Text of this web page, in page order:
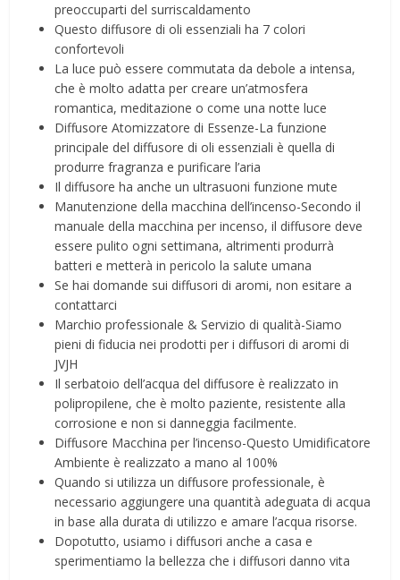
preoccuparti del surriscaldamento
Questo diffusore di oli essenziali ha 7 colori
confortevoli
La luce può essere commutata da debole a intensa,
che è molto adatta per creare un’atmosfera
romantica, meditazione o come una notte luce
Diffusore Atomizzatore di Essenze-La funzione
principale del diffusore di oli essenziali è quella di
produrre fragranza e purificare l’aria
Il diffusore ha anche un ultrasuoni funzione mute
Manutenzione della macchina dell’incenso-Secondo il
manuale della macchina per incenso, il diffusore deve
essere pulito ogni settimana, altrimenti produrrà
batteri e metterà in pericolo la salute umana
Se hai domande sui diffusori di aromi, non esitare a
contattarci
Marchio professionale & Servizio di qualità-Siamo
pieni di fiducia nei prodotti per i diffusori di aromi di
JVJH
Il serbatoio dell’acqua del diffusore è realizzato in
polipropilene, che è molto paziente, resistente alla
corrosione e non si danneggia facilmente.
Diffusore Macchina per l’incenso-Questo Umidificatore
Ambiente è realizzato a mano al 100%
Quando si utilizza un diffusore professionale, è
necessario aggiungere una quantità adeguata di acqua
in base alla durata di utilizzo e amare l’acqua risorse.
Dopotutto, usiamo i diffusori anche a casa e
sperimentiamo la bellezza che i diffusori danno vita